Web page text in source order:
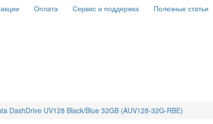
Оплата Сервис и поддержка Полезные статьи
DashDrive UV128 Black/Blue 32GB (AUV128-32G-RBE)